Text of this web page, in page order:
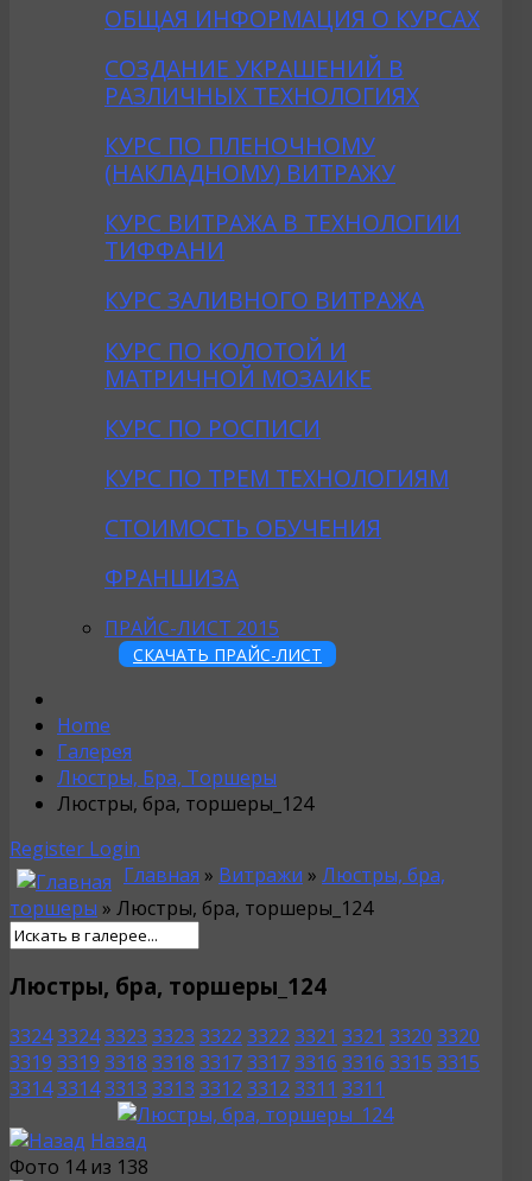
ОБЩАЯ ИНФОРМАЦИЯ О КУРСАХ
CОЗДАНИE УКРАШЕНИЙ В
РАЗЛИЧНЫХ ТЕХНОЛОГИЯХ
КУРС ПО ПЛЕНОЧНОМУ
(НАКЛАДНОМУ) ВИТРАЖУ
КУРС ВИТРАЖА В ТЕХНОЛОГИИ
ТИФФАНИ
КУРС ЗАЛИВНОГО ВИТРАЖА
КУРС ПО КОЛОТОЙ И
МАТРИЧНОЙ МОЗАИКЕ
КУРС ПО РОСПИСИ
КУРС ПО ТРЕМ ТЕХНОЛОГИЯМ
СТОИМОСТЬ ОБУЧЕНИЯ
ФРАНШИЗА
ПРАЙС-ЛИСТ 2015
СКАЧАТЬ ПРАЙС-ЛИСТ
Home
Галерея
Люстры, Бра, Торшеры
Люстры, бра, торшеры_124
Register Login
Главная » Витражи » Люстры, бра,
торшеры » Люстры, бра, торшеры_124
Люстры, бра, торшеры_124
332433243323 3323 3322 3322 3321 3321 3320 3320
3319 3319 3318 3318 331733173316 3316 3315 3315
331433143313 3313 3312 3312 3311 3311
Назад
Фото 14 из 138